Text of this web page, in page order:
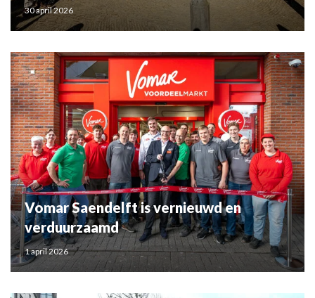
30 april 2026
Vomar Saendelft is vernieuwd en
verduurzaamd
1 april 2026